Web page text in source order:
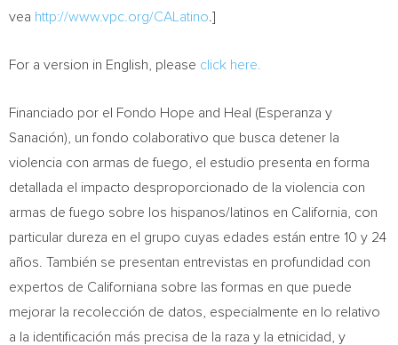
vea http://www.vpc.org/CALatino .]
For a version in English, please click here.
Financiado por el Fondo Hope and Heal (Esperanza y
Sanación), un fondo colaborativo que busca detener la
violencia con armas de fuego, el estudio presenta en forma
detallada el impacto desproporcionado de la violencia con
armas de fuego sobre los hispanos/latinos en California , con
particular dureza en el grupo cuyas edades están entre 10 y 24
años. También se presentan entrevistas en profundidad con
expertos de Californiana sobre las formas en que puede
mejorar la recolección de datos, especialmente en lo relativo
a la identificación más precisa de la raza y la etnicidad, y